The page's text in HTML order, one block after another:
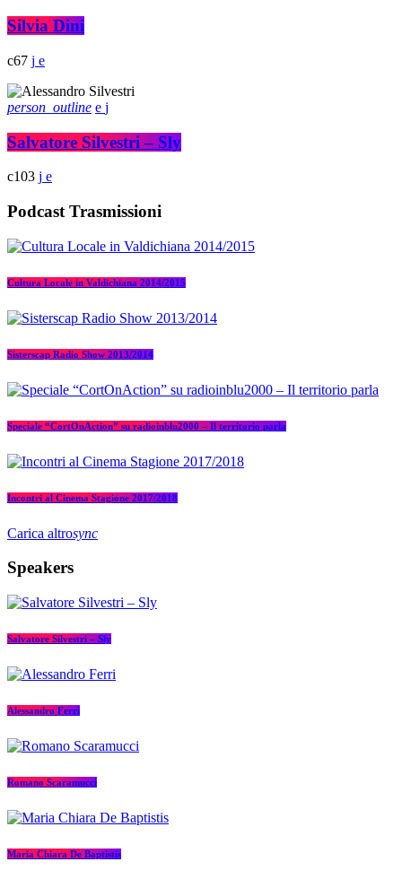
Silvia Dini
67
person_outline
Salvatore Silvestri – Sly
103
Podcast Trasmissioni
Cultura Locale in Valdichiana 2014/2015
Sisterscap Radio Show 2013/2014
Speciale “CortOnAction” su radioinblu2000 – Il territorio parla
Incontri al Cinema Stagione 2017/2018
Carica altrosync
Speakers
Salvatore Silvestri – Sly
Alessandro Ferri
Romano Scaramucci
Maria Chiara De Baptistis